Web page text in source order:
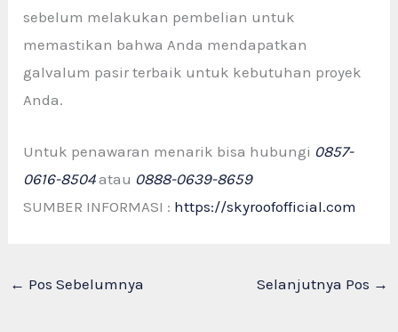
sebelum melakukan pembelian untuk
memastikan bahwa Anda mendapatkan
galvalum pasir terbaik untuk kebutuhan proyek
Anda.
Untuk penawaran menarik bisa hubungi 0857-
0616-8504atau 0888-0639-8659
SUMBER INFORMASI : https://skyroofofficial.com
← Pos Sebelumnya Selanjutnya Pos →